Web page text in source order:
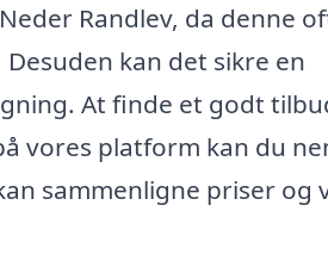
Randlev, da denne
kan det sikre en
At finde et godt
vores platform kan du
sammenligne priser og